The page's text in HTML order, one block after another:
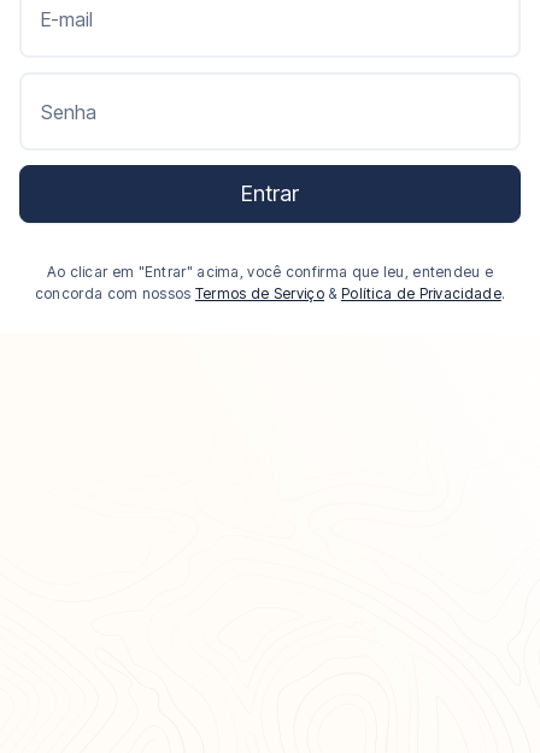
E-mail
Senha
Entrar
Ao clicar em "Entrar" acima, você confirma que leu, entendeu e
concorda com nossos Termos de Serviço & Política de Privacidade.